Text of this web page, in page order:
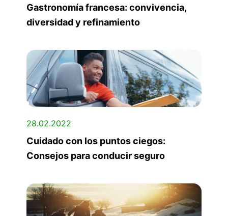
Gastronomía francesa: convivencia,
diversidad y refinamiento
28.02.2022
Cuidado con los puntos ciegos:
Consejos para conducir seguro